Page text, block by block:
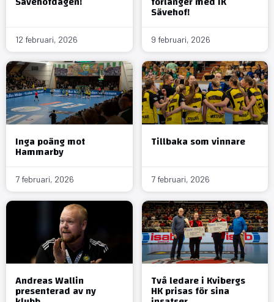
12 februari, 2026
Sävehof!
9 februari, 2026
Inga poäng mot
Hammarby
7 februari, 2026
Tillbaka som vinnare
7 februari, 2026
Andreas Wallin
presenterad av ny
Två ledare i Kvibergs
HK prisas för sina